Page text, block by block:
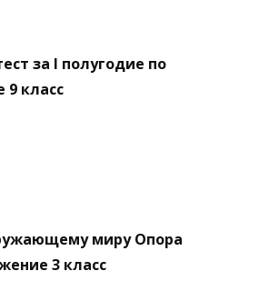
за I полугодие по
9 класс
миру Опора
3 класс